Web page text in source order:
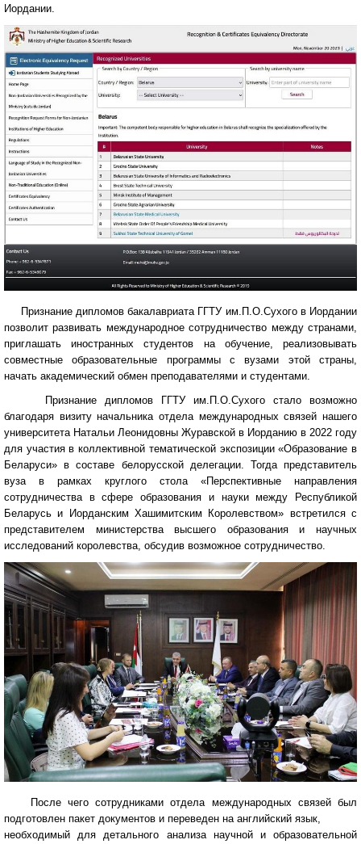
Иордании.
Признание дипломов бакалавриата ГГТУ им.П.О.Сухого в Иордании
позволит развивать международное сотрудничество между странами,
приглашать иностранных студентов на обучение, реализовывать
совместные образовательные программы с вузами этой страны,
начать академический обмен преподавателями и студентами.
Признание дипломов ГГТУ им.П.О.Сухого стало возможно
благодаря визиту начальника отдела международных связей нашего
университета Натальи Леонидовны Журавской в Иорданию в 2022 году
для участия в коллективной тематической экспозиции «Образование в
Беларуси» в составе белорусской делегации. Тогда представитель
вуза в рамках круглого стола «Перспективные направления
сотрудничества в сфере образования и науки между Республикой
Беларусь и Иорданским Хашимитским Королевством» встретился с
представителем министерства высшего образования и научных
исследований королевства, обсудив возможное сотрудничество.
После чего сотрудниками отдела международных связей был
подготовлен пакет документов и переведен на английский язык,
необходимый для детального анализа научной и образовательной